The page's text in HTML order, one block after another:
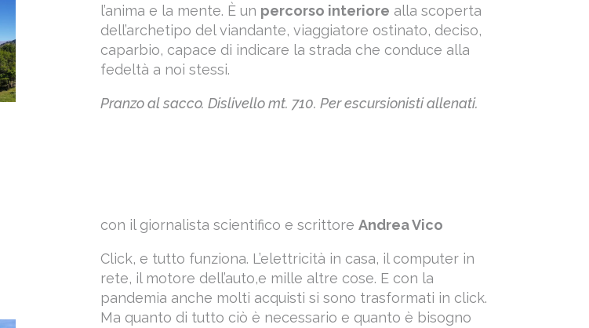
l’anima e la mente. È un percorso interiore alla scoperta
dell’archetipo del viandante, viaggiatore ostinato, deciso,
caparbio, capace di indicare la strada che conduce alla
fedeltà a noi stessi.
Pranzo al sacco. Dislivello mt. 710. Per escursionisti allenati.
con il giornalista scientifico e scrittoreAndrea Vico
Click, e tutto funziona. L’elettricità in casa, il computer in
rete, il motore dell’auto,e mille altre cose. E con la
pandemia anche molti acquisti si sono trasformati in click.
Ma quanto di tutto ciò è necessario e quanto è bisogno